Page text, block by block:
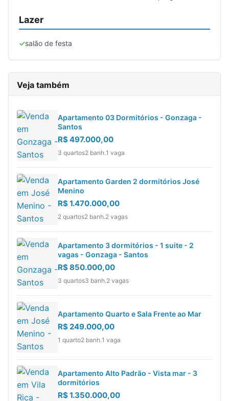
Lazer
salão de festa
Veja também
Apartamento 03 Dormitórios - Gonzaga -
Santos
R$ 497.000,00
3 quartos2 banh.1 vaga
Apartamento Garden 2 dormitórios José
Menino
R$ 1.470.000,00
2 quartos2 banh.2 vagas
Apartamento 3 dormitórios - 1 suite - 2
vagas - Gonzaga - Santos
R$ 850.000,00
3 quartos3 banh.2 vagas
Apartamento Quarto e Sala Frente ao Mar
R$ 249.000,00
1 quarto2 banh.1 vaga
Apartamento Alto Padrão - Vista mar - 3
dormitórios
R$ 1.350.000,00